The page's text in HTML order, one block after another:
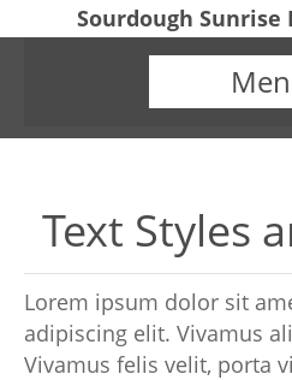
Sourdough Sunrise
Text Styles
Lorem ipsum dolor sit
adipiscing elit. Vivamus
Vivamus felis velit, porta